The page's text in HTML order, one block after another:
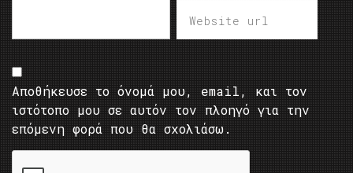
Αποθήκευσε το όνομά μου, email, και τον
ιστότοπο μου σε αυτόν τον πλοηγό για την
επόμενη φορά που θα σχολιάσω.